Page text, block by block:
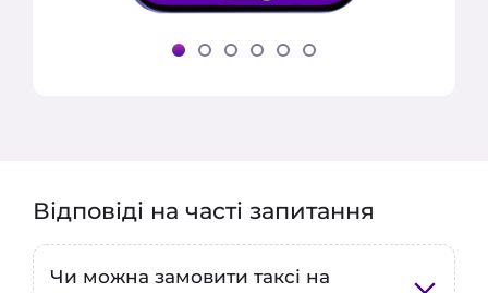
Відповіді на часті запитання
Чи можна замовити таксі на